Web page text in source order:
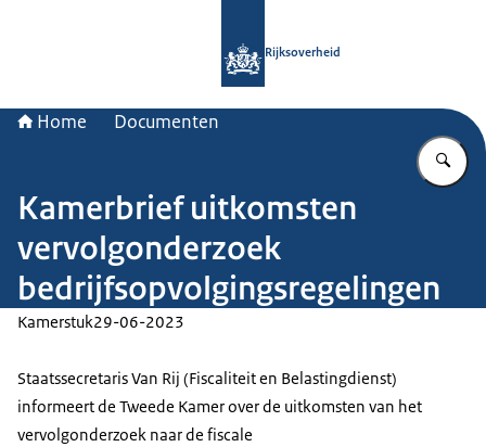
Rijksoverheid
Home Documenten
Kamerbrief uitkomsten
vervolgonderzoek
bedrijfsopvolgingsregelingen
Kamerstuk29-06-2023
Staatssecretaris Van Rij (Fiscaliteit en Belastingdienst)
informeert de Tweede Kamer over de uitkomsten van het
vervolgonderzoek naar de fiscale